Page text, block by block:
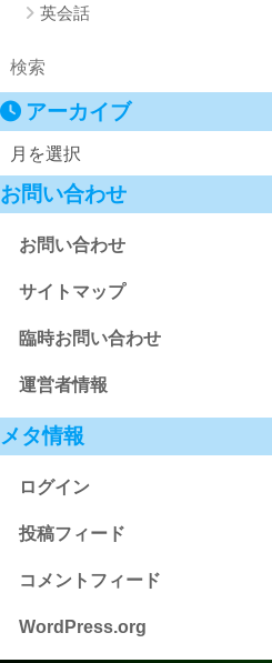
英会話
アーカイブ
お問い合わせ
お問い合わせ
サイトマップ
臨時お問い合わせ
運営者情報
メタ情報
ログイン
投稿フィード
コメントフィード
WordPress.org